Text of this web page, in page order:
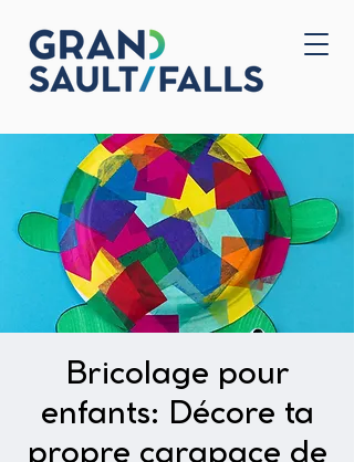
Home
Bricolage pour
enfants: Décore ta
propre carapace de